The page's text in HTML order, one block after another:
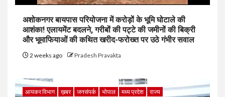
अशोकनगर बायपास परियोजना में करोड़ों के भूमि घोटाले की
आशंका! एलायमेंट बदलने, गरीबों की पट्टे की जमीनों की बिक्री
और भूमाफियाओं की कथित खरीद-फरोख्त पर उठे गंभीर सवाल
2 weeks ago Pradesh Pravakta
आयकर विभाग ख़बर जनसंपर्क भोपाल मध्य प्रदेश राज्य